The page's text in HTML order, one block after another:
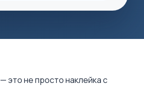
это не просто наклейка с